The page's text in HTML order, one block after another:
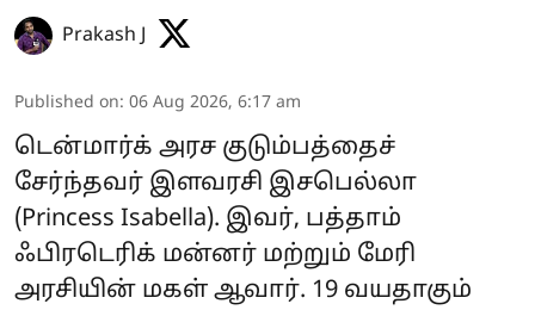
Prakash J
Published on: 06 Aug 2026, 6:17 am
டென்மார்க் அரச குடும்பத்தைச்
சேர்ந்தவர் இளவரசி இசபெல்லா
(Princess Isabella). இவர், பத்தாம்
ஃபிரடெரிக் மன்னர் மற்றும் மேரி
அரசியின் மகள் ஆவார். 19 வயதாகும்